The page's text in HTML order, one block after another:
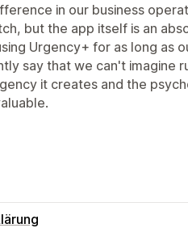
in our business
but the app itself is an
Urgency+ for as long as
say that we can't imagine
it creates and the